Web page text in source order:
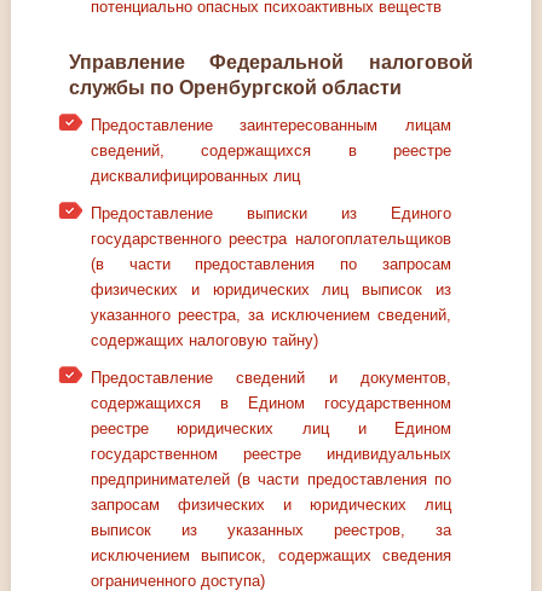
потенциально опасных психоактивных веществ
Управление Федеральной налоговой
службы по Оренбургской области
Предоставление заинтересованным лицам
сведений, содержащихся в реестре
дисквалифицированных лиц
Предоставление выписки из Единого
государственного реестра налогоплательщиков
(в части предоставления по запросам
физических и юридических лиц выписок из
указанного реестра, за исключением сведений,
содержащих налоговую тайну)
Предоставление сведений и документов,
содержащихся в Едином государственном
реестре юридических лиц и Едином
государственном реестре индивидуальных
предпринимателей (в части предоставления по
запросам физических и юридических лиц
выписок из указанных реестров, за
исключением выписок, содержащих сведения
ограниченного доступа)